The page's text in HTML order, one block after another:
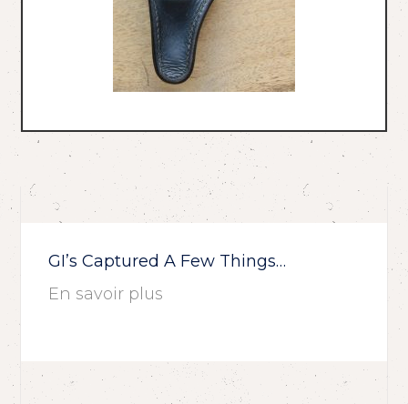
GI’s Captured A Few Things…
En savoir plus